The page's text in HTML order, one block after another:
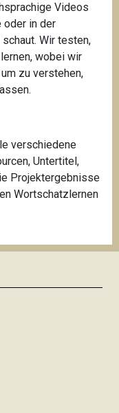
Videos
oder in der
Wir testen,
wobei wir
zu verstehen,
verschiedene
Untertitel,
Projektergebnisse
Wortschatzlernen